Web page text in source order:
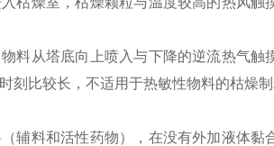
料从塔底向上喷入与下降的逆流热气
刻比较长，不适用于热敏性物料的枯燥制
辅料和活性药物），在没有外加液体